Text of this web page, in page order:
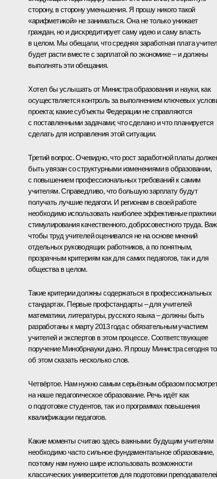
сторону, в сторону уменьшения. Я прошу никого такой
«арифметикой» не заниматься. Она не только унижает
граждан, но и дискредитирует саму идею и саму власть
в целом. Мы обещали, что средняя заработная плата
будет расти вместе с зарплатой по экономике – и должны
выполнять эти обещания.
Хотел бы услышать от Министра образования и науки, как
осуществляется контроль за выполнением ключевых
проекта; какие субъекты Федерации не справляются
с поставленными задачами; что сделано и что планируется
сделать для исправления этой ситуации.
Третий вопрос. Очевидно, что рост заработной платы
быть увязан со структурными изменениями в образовании,
с повышением профессиональных требований к самим
учителям. Справедливо, что большую зарплату будут
получать лучшие педагоги. И регионам в своей работе
необходимо использовать наиболее эффективные практики
стимулирования качественного, добросовестного труда.
чтобы труд учителей оценивался не на основе мнений
отдельных руководящих работников, а по понятным,
прозрачным критериям как для самих педагогов, так и для
общества в целом.
Такие критерии должны содержаться в профессиональных
стандартах. Первые профстандарты – для учителей
математики, литературы, русского языка – должны быть
разработаны к марту 2013 года с обязательным участием
учителей и экспертов в этом процессе. Соответствующее
поручение Минобрнауки дано. Я прошу Министра сегодня
об этом сказать несколько слов.
Четвёртое. Нам нужно самым серьёзным образом
на наше педагогическое образование. Речь идёт как
о подготовке студентов, так и о программах повышения
квалификации педагогов.
Какие моменты считаю здесь важными: будущим учителям
необходимо часто сильное фундаментальное образование,
поэтому нам нужно шире использовать возможности
классических университетов для подготовки